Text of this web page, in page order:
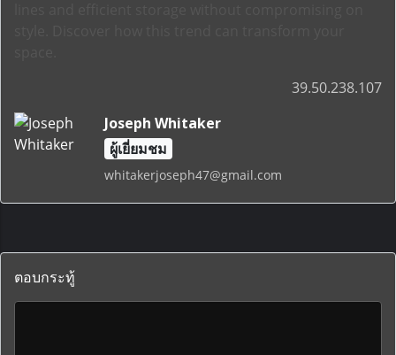
39.50.238.107
Joseph Whitaker
ผู้เยี่ยมชม
whitakerjoseph47@gmail.com
ตอบกระทู้